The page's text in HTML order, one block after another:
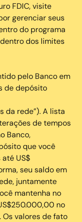
FDIC, visite
gerenciar seus
do programa
dos limites
pelo Banco em
de depósito
da rede”). A lista
de tempos
Banco,
que você
US$
seu saldo em
juntamente
mantenha no
no
valores de fato